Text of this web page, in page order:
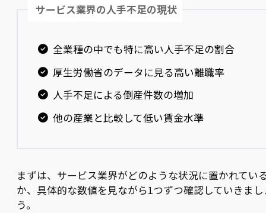
サービス業界の人手不足の現状
全業種の中でも特に高い人手不足の割合
厚生労働省のデータに見る高い離職率
人手不足による倒産件数の増加
他の産業と比較して低い賃金水準
まずは、サービス業界がどのような状況に置かれてい
か、具体的な数値を見ながら1つずつ確認していきま
う。